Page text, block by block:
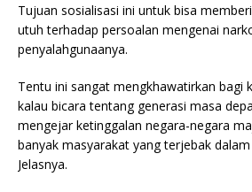
Tujuan sosialisasi ini untuk bisa
utuh terhadap persoalan mengenai
penyalahgunaanya.
Tentu ini sangat mengkhawatirkan bagi
kalau bicara tentang generasi masa
mengejar ketinggalan negara-negara
banyak masyarakat yang terjebak
Jelasnya.